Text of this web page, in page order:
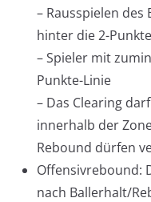
– Rausspielen
hinter die 2-
– Spieler mit
Punkte-Linie
– Das Clearing
innerhalb der
Rebound dürfen
Offensivrebound:
nach Ballerhalt/